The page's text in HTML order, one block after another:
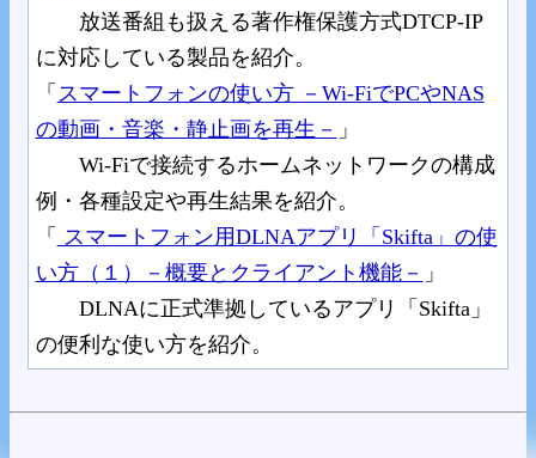
放送番組も扱える著作権保護方式DTCP-IP
に対応している製品を紹介。
「 スマートフォンの使い方 －Wi-FiでPCやNAS
の動画・音楽・静止画を再生－ 」
Wi-Fiで接続するホームネットワークの構成
例・各種設定や再生結果を紹介。
「 スマートフォン用DLNAアプリ「Skifta」の使
い方（１）－概要とクライアント機能－ 」
DLNAに正式準拠しているアプリ「Skifta」
の便利な使い方を紹介。